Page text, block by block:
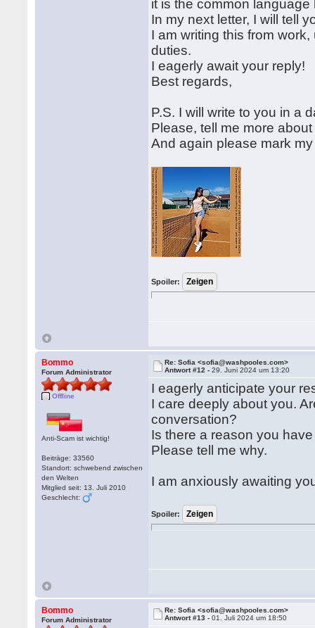
it is the common language
In my next letter, I will tell
I am writing this from
duties.
I eagerly await your reply!
Best regards,
P.S. I will write to you in a
Please, tell me more
And again please mark
Spoiler:
Bommo
Forum Administrator
Offline
Anti-Scam ist wichtig!
Beiträge: 33560
Standort: schwebend zwischen
den Welten
Mitglied seit: 13. Juli 2010
Geschlecht:
Re: Sofia <sofia@washpooles.com>
Antwort #12 -29. Juni 2024 um 13:20
I eagerly anticipate your
I care deeply about you.
conversation?
Is there a reason you
Please tell me why.
I am anxiously awaiting
Spoiler:
Bommo
Forum Administrator
Re: Sofia <sofia@washpooles.com>
Antwort #13 -01. Juli 2024 um 18:50